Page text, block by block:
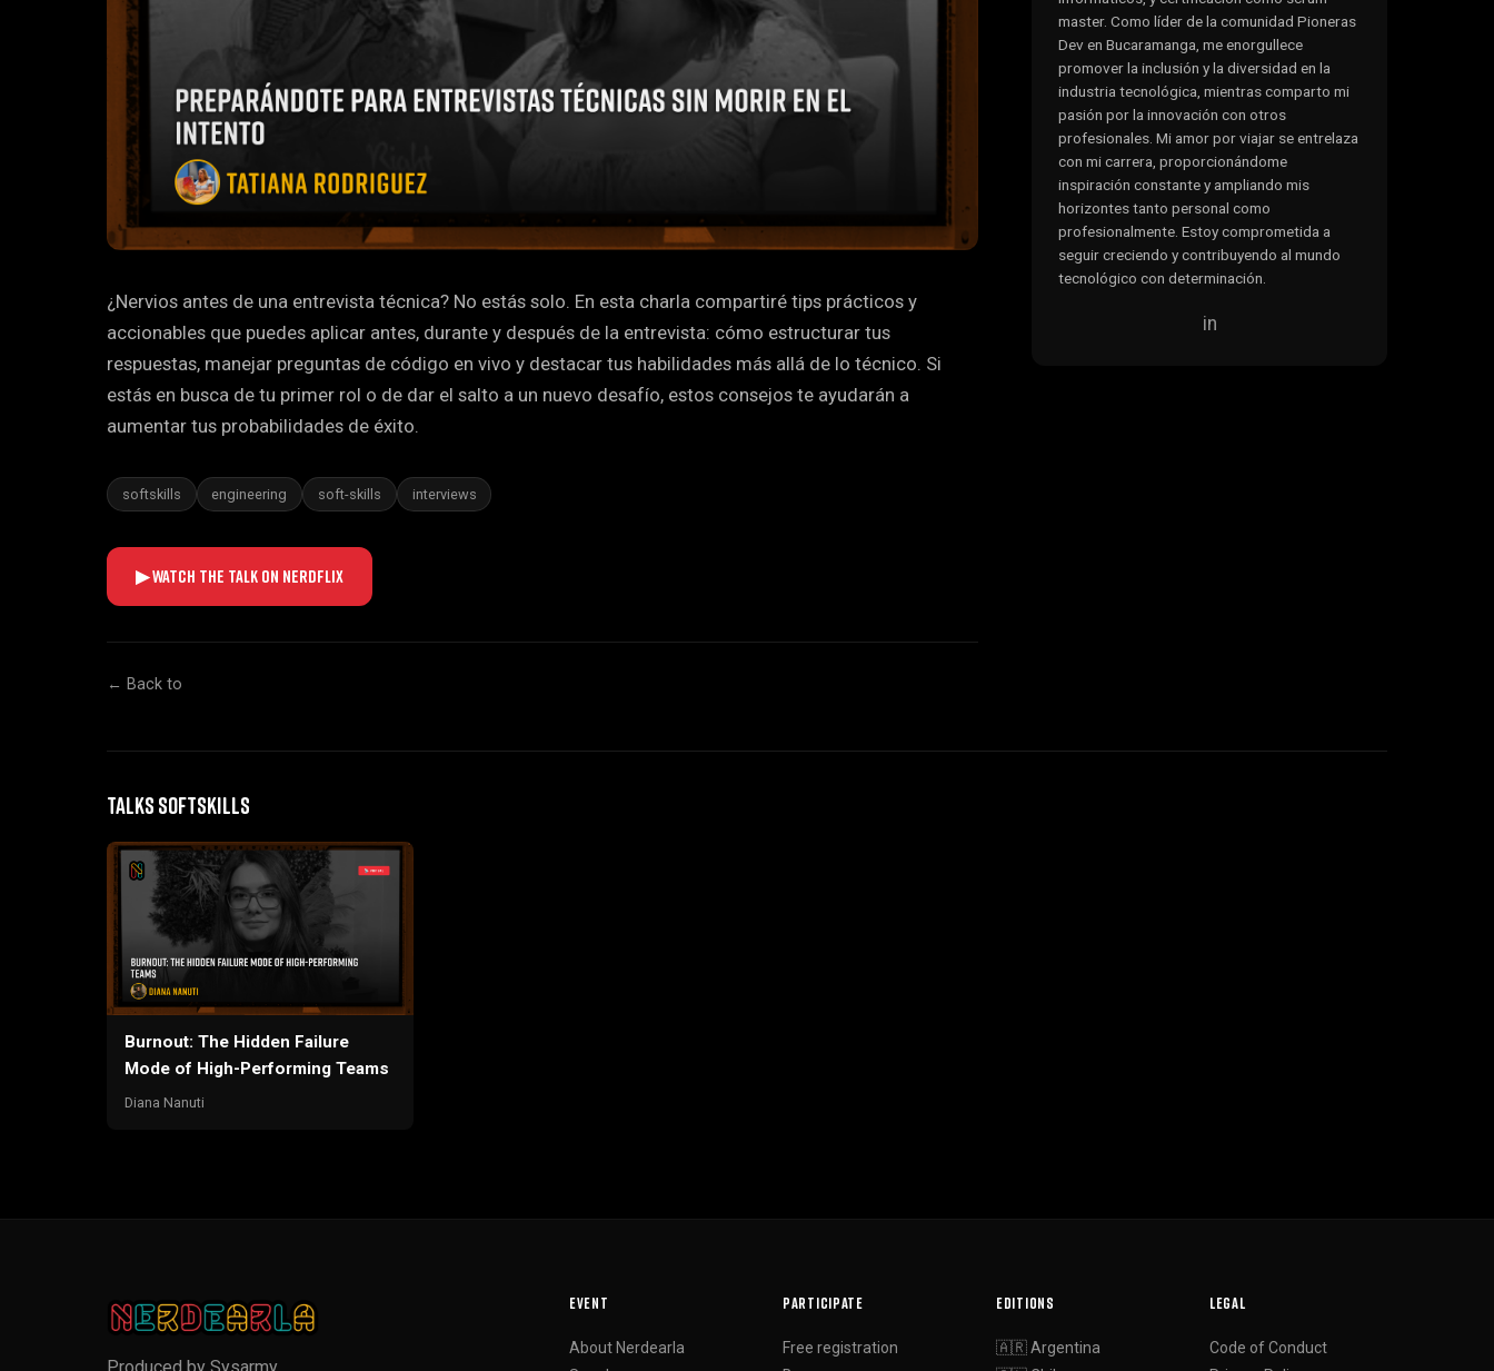
¿Nervios antes de una entrevista técnica? No estás solo. En esta charla compartiré tips prácticos y
accionables que puedes aplicar antes, durante y después de la entrevista: cómo estructurar tus
respuestas, manejar preguntas de código en vivo y destacar tus habilidades más allá de lo técnico. Si
estás en busca de tu primer rol o de dar el salto a un nuevo desafío, estos consejos te ayudarán a
aumentar tus probabilidades de éxito.
softskills engineering soft-skills interviews
▶ Watch the talk on NERDflix
← Back to
master. Como líder de la comunidad Pioneras
Dev en Bucaramanga, me enorgullece
promover la inclusión y la diversidad en la
industria tecnológica, mientras comparto mi
pasión por la innovación con otros
profesionales. Mi amor por viajar se entrelaza
con mi carrera, proporcionándome
inspiración constante y ampliando mis
horizontes tanto personal como
profesionalmente. Estoy comprometida a
seguir creciendo y contribuyendo al mundo
tecnológico con determinación.
in
Talks SOFTSKILLS
Burnout: The Hidden Failure
Mode of High-Performing Teams
Diana Nanuti
EVENT
About Nerdearla
PARTICIPATE
Free registration
EDITIONS
🇦🇷 Argentina
LEGAL
Code of Conduct